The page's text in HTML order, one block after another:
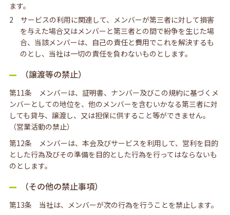
ます。
2 サービスの利用に関連して、メンバーが第三者に対して損害
を与えた場合又はメンバーと第三者との間で紛争を生じた場
合、当該メンバーは、自己の責任と費用でこれを解決するも
のとし、当社は一切の責任を負わないものとします。
（譲渡等の禁止）
第11条 メンバーは、証明書、ナンバー及びこの規約に基づくメ
ンバーとしての地位を、他のメンバーを含むいかなる第三者に対
しても貸与、譲渡し、又は担保に供すること等ができません。
（営業活動の禁止）
第12条 メンバーは、本会及びサービスを利用して、営利を目的
とした行為及びその準備を目的とした行為を行ってはならないも
のとします。
（その他の禁止事項）
第13条 当社は、メンバーが次の行為を行うことを禁止します。